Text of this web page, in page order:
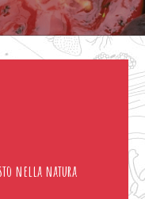
nella natura